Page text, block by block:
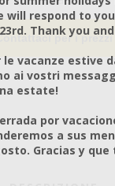
per i prezzi
will respond to
Thank you
le vacanze estive
ai vostri
estate!
por
a sus
Gracias y